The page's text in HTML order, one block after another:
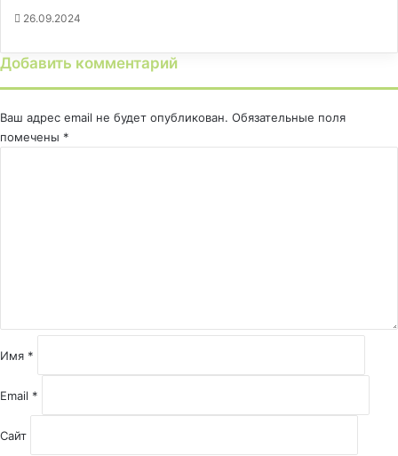
26.09.2024
Добавить комментарий
Ваш адрес email не будет опубликован. Обязательные поля
помечены *
и
й
Имя *
Email *
Сайт